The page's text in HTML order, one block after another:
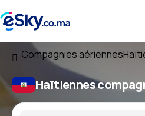
Compagnies aériennes
Haïtiennes